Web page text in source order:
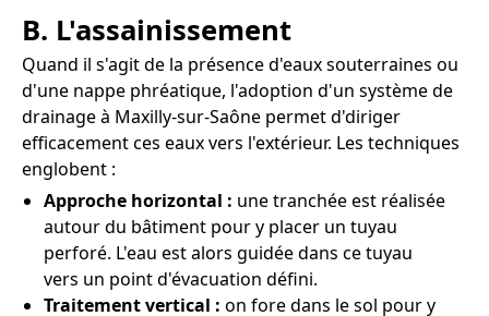
B. L'assainissement
Quand il s'agit de la présence d'eaux souterraines ou
d'une nappe phréatique, l'adoption d'un système de
drainage à Maxilly-sur-Saône permet d'diriger
efficacement ces eaux vers l'extérieur. Les techniques
englobent :
Approche horizontal : une tranchée est réalisée
autour du bâtiment pour y placer un tuyau
perforé. L'eau est alors guidée dans ce tuyau
vers un point d'évacuation défini.
Traitement vertical : on fore dans le sol pour y